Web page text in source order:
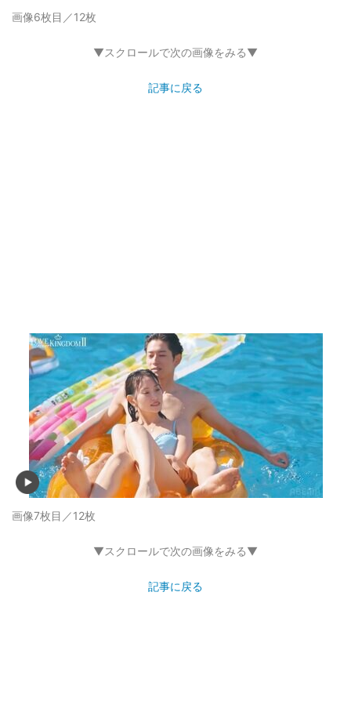
画像6枚目／12枚
▼スクロールで次の画像をみる▼
記事に戻る
画像7枚目／12枚
▼スクロールで次の画像をみる▼
記事に戻る